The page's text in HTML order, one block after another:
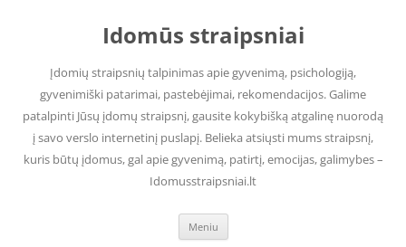
Idomūs straipsniai
Įdomių straipsnių talpinimas apie gyvenimą, psichologiją,
gyvenimiški patarimai, pastebėjimai, rekomendacijos. Galime
patalpinti Jūsų įdomų straipsnį, gausite kokybišką atgalinę nuorodą
į savo verslo internetinį puslapį. Belieka atsiųsti mums straipsnį,
kuris būtų įdomus, gal apie gyvenimą, patirtį, emocijas, galimybes –
Idomusstraipsniai.lt
Meniu